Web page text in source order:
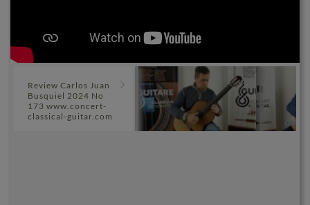
Review Carlos Juan
Busquiel 2024 No
173 www.concert-
classical-guitar.com